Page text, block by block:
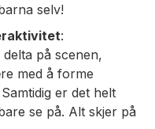
selv!
:
på scenen,
med å forme
er det helt
se på. Alt skjer på